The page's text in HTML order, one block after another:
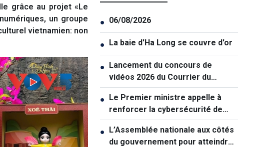
grâce au projet «Le
un groupe
vietnamien: non
● 06/08/2026
● La baie d'Ha Long se couvre d'or
● Lancement du concours de
vidéos 2026 du Courrier du
Vietnam: "La paix et la jeunesse"
● Le Premier ministre appelle à
renforcer la cybersécurité de
manière coordonnée
● L’Assemblée nationale aux côtés
du gouvernement pour atteindre